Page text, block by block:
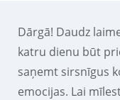
Dārgā! Daudz
katru dienu būt
saņemt sirsnīgus
emocijas. Lai